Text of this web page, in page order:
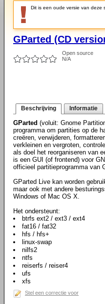
Dit is een oude versie van deze
GParted (CD
Open source
N/A
Beschrijving Informatie
GParted (voluit: Gnome
programma om partities op de
creëren, verwijderen,
verkleinen en vergroten,
als doel het reorganiseren van
is een GUI (of frontend) voor
officieel partitieprogramma van
GParted Live kan worden
maar ook met andere
Windows of Mac OS X.
Het ondersteunt:
btrfs ext2 / ext3 / ext4
fat16 / fat32
hfs / hfs+
linux-swap
nilfs2
ntfs
reiserfs / reiser4
ufs
xfs
Stel een correctie voor